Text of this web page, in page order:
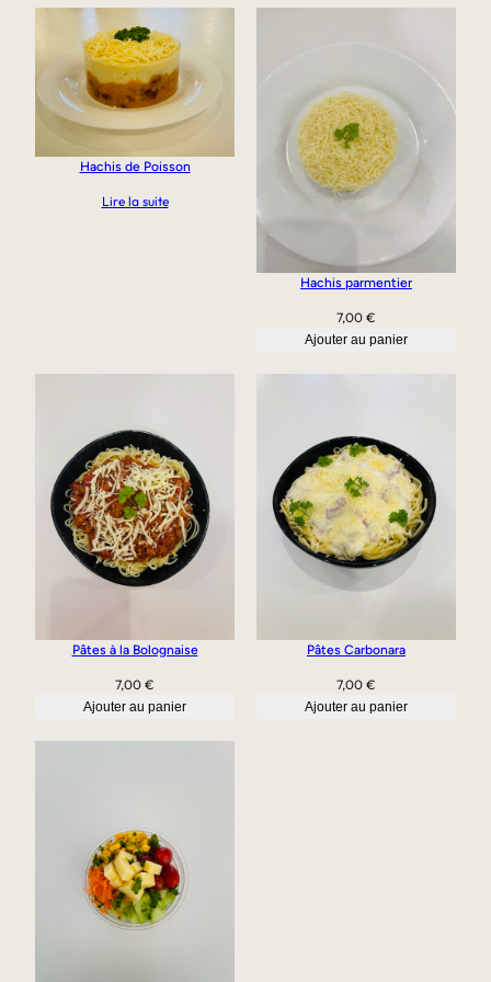
Hachis de Poisson
Lire la suite
Hachis parmentier
7,00 €
Ajouter au panier
Pâtes à la Bolognaise
7,00 €
Ajouter au panier
Pâtes Carbonara
7,00 €
Ajouter au panier